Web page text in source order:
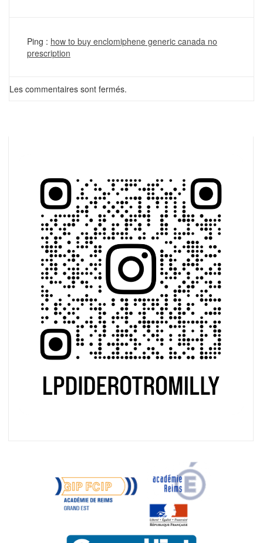
Ping : how to buy enclomiphene generic canada no
prescription
Les commentaires sont fermés.